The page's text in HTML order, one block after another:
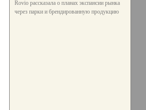
Rovio рассказала о планах экспансии рынка
через парки и брендированную продукцию